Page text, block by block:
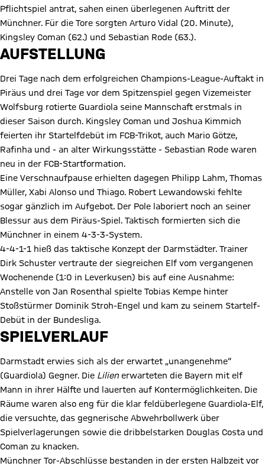
Pflichtspiel antrat, sahen einen überlegenen Auftritt der
Münchner. Für die Tore sorgten Arturo Vidal (20. Minute),
Kingsley Coman (62.) und Sebastian Rode (63.).
AUFSTELLUNG
Drei Tage nach dem erfolgreichen Champions-League-Auftakt in
Piräus und drei Tage vor dem Spitzenspiel gegen Vizemeister
Wolfsburg rotierte Guardiola seine Mannschaft erstmals in
dieser Saison durch. Kingsley Coman und Joshua Kimmich
feierten ihr Startelfdebüt im FCB-Trikot, auch Mario Götze,
Rafinha und - an alter Wirkungsstätte - Sebastian Rode waren
neu in der FCB-Startformation.
Eine Verschnaufpause erhielten dagegen Philipp Lahm, Thomas
Müller, Xabi Alonso und Thiago. Robert Lewandowski fehlte
sogar gänzlich im Aufgebot. Der Pole laboriert noch an seiner
Blessur aus dem Piräus-Spiel. Taktisch formierten sich die
Münchner in einem 4-3-3-System.
4-4-1-1 hieß das taktische Konzept der Darmstädter. Trainer
Dirk Schuster vertraute der siegreichen Elf vom vergangenen
Wochenende (1:0 in Leverkusen) bis auf eine Ausnahme:
Anstelle von Jan Rosenthal spielte Tobias Kempe hinter
Stoßstürmer Dominik Stroh-Engel und kam zu seinem Startelf-
Debüt in der Bundesliga.
SPIELVERLAUF
Darmstadt erwies sich als der erwartet „unangenehme“
(Guardiola) Gegner. Die Lilien erwarteten die Bayern mit elf
Mann in ihrer Hälfte und lauerten auf Kontermöglichkeiten. Die
Räume waren also eng für die klar feldüberlegene Guardiola-Elf,
die versuchte, das gegnerische Abwehrbollwerk über
Spielverlagerungen sowie die dribbelstarken Douglas Costa und
Coman zu knacken.
Münchner Tor-Abschlüsse bestanden in der ersten Halbzeit vor